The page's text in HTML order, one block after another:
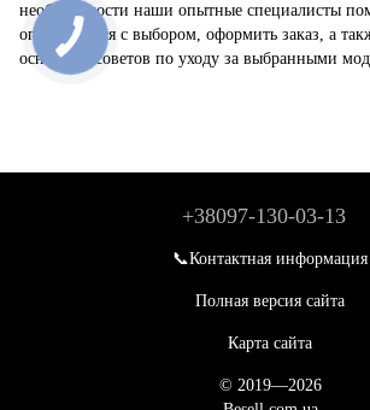
необходимости наши опытные специалисты
определиться с выбором, оформить заказ, а
основных советов по уходу за выбранными
+38097-130-03-13
📞Контактная информация
Полная версия сайта
Карта сайта
© 2019—2026